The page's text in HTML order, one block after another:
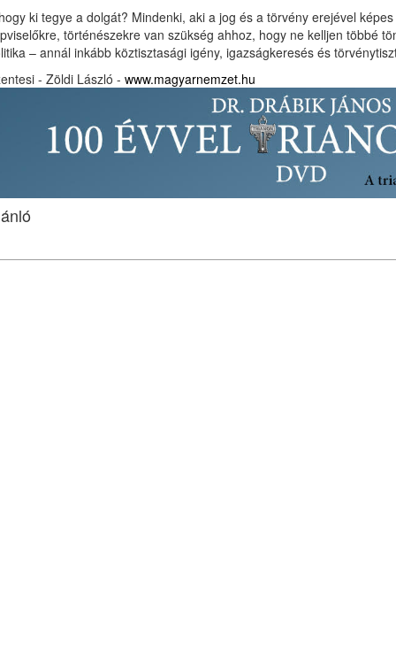
ki tegye a dolgát? Mindenki, aki a jog és a törvény erejével
történészekre van szükség ahhoz, hogy ne kelljen többé
– annál inkább köztisztasági igény, igazságkeresés és
- Zöldi László - www.magyarnemzet.hu